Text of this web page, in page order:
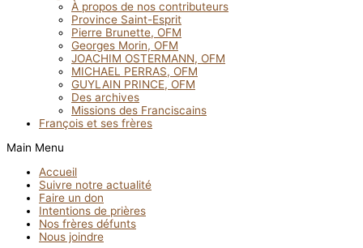
À propos de nos contributeurs
Province Saint-Esprit
Pierre Brunette, OFM
Georges Morin, OFM
JOACHIM OSTERMANN, OFM
MICHAEL PERRAS, OFM
GUYLAIN PRINCE, OFM
Des archives
Missions des Franciscains
François et ses frères
Main Menu
Accueil
Suivre notre actualité
Faire un don
Intentions de prières
Nos frères défunts
Nous joindre